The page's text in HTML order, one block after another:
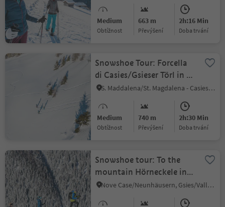
Medium
Obtížnost
663 m
Převýšení
2h:16 Min
doba trvání
Snowshoe Tour: Forcella
di Casies/Gsieser Törl in S.
Maddalena/Gsieser Tal
S. Maddalena/St. Magdalena - Casies/Gsies, Gsies/Valle di Casies
Medium
Obtížnost
740 m
Převýšení
2h:30 Min
doba trvání
Snowshoe tour: To the
mountain Hörneckele in
the Gsiesertal Valley (2127
Nove Case/Neunhäusern, Gsies/Valle di Casies